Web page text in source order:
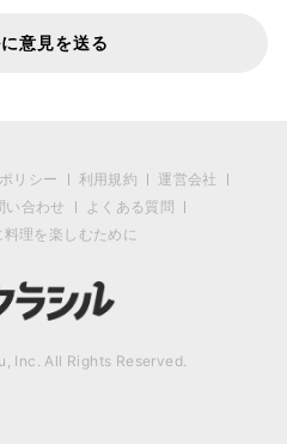
意見を送る
リシー 利用規約
運営会社
い合わせ
よくある質問
理を楽しむために
Inc. All Rights Reserved.